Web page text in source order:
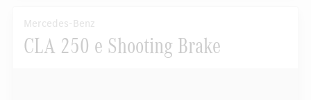
Mercedes-Benz
CLA 250 e Shooting Brake